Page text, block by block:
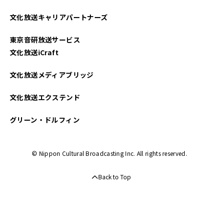
文化放送キャリアパートナーズ
東京音研放送サービス
文化放送iCraft
文化放送メディアブリッジ
文化放送エクステンド
グリーン・ドルフィン
© Nippon Cultural Broadcasting Inc. All rights reserved.
Back to Top